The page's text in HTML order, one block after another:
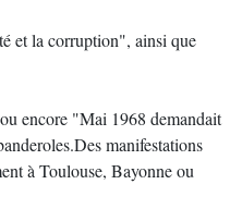
et la corruption", ainsi que
encore "Mai 1968 demandait
manifestations
à Toulouse, Bayonne ou